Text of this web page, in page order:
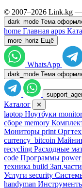
© 2007–2026 Link.kg
dark_mode Тема
home Главная apps
more_horiz Ещё
WhatsApp
dark_mode Тема
Каталог ✕
laptop Ноутбуки monitor
сборе memory
Мониторы print
currency_bitcoin
recycling Расходные
code Программы power
техника build Зап.части
Услуги security
handyman